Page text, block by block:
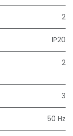
2
IP20
2
3
50 Hz